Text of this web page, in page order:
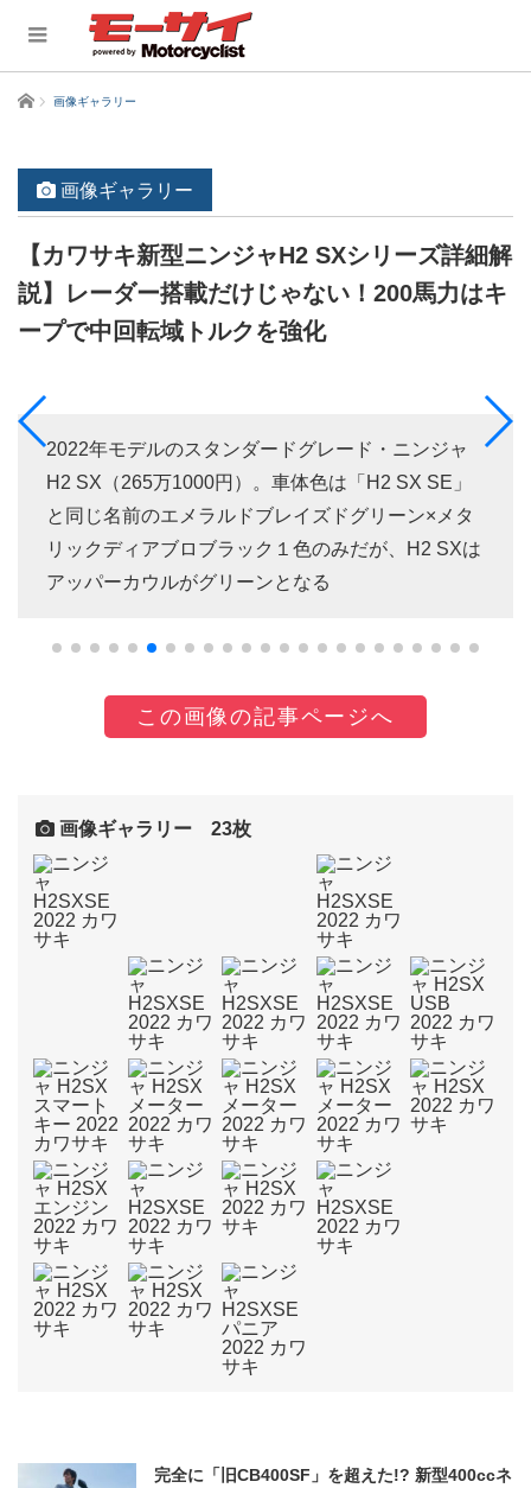
ホーム 画像ギャラリー
画像ギャラリー
【カワサキ新型ニンジャH2 SXシリーズ詳細解
説】レーダー搭載だけじゃない！200馬力はキ
ープで中回転域トルクを強化
2022年モデルのスタンダードグレード・ニンジャ
H2 SX（265万1000円）。車体色は「H2 SX SE」
と同じ名前のエメラルドブレイズドグリーン×メタ
リックディアブロブラック１色のみだが、H2 SXは
アッパーカウルがグリーンとなる
この画像の記事ページへ
画像ギャラリー 23枚
完全に「旧CB400SF」を超えた!? 新型400ccネ